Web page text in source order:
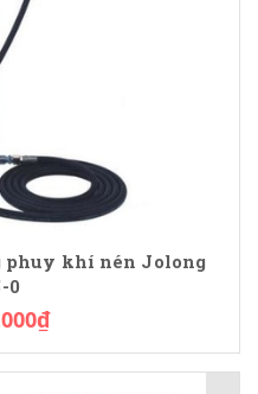
phuy khí nén Jolong
0